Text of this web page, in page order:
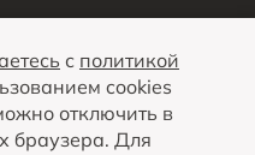
касающаяся автомобилей и
характер и не является
данном сайте, носят
может быть изменена в любое
с политикой
cookies
отключить в
браузера. Для